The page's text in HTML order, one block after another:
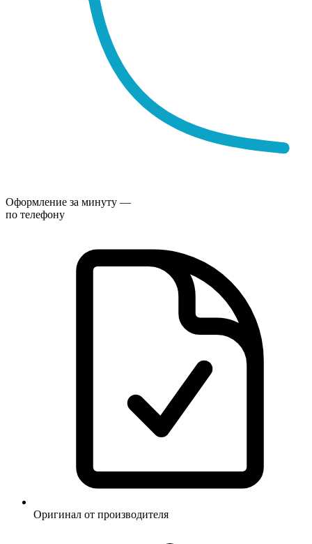
Оформление за минуту —
по телефону
Оригинал от производителя